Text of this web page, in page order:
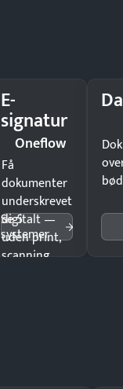
E-
signatur
Oneflow
Få
dokumenter
underskrevet
digitalt —
uden print,
scanning
Se 5
systemer